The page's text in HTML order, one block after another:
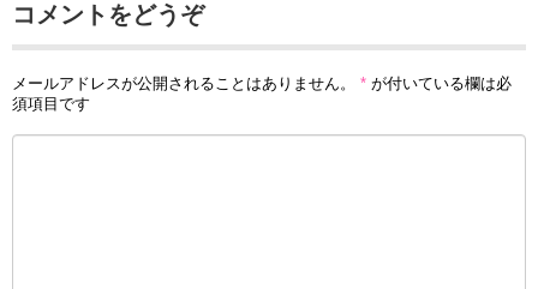
コメントをどうぞ
メールアドレスが公開されることはありません。 * が付いている欄は必
須項目です